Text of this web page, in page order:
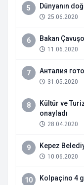
5 Dünyanın
25.06.2020
6 Bakan
11.06.2020
7 Анталия
31.05.2020
8
Kültür ve
onayladı
28.04.2020
9 Kepez
10.06.2020
10 Kolpaçino 4